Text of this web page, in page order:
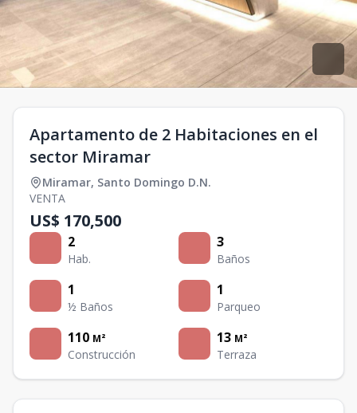
Apartamento de 2 Habitaciones en el
sector Miramar
Miramar, Santo Domingo D.N.
VENTA
US$ 170,500
2
Hab.
3
Baños
1
½ Baños
1
Parqueo
110 M²
Construcción
13 M²
Terraza